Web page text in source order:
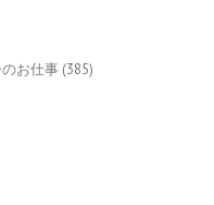
お仕事 (385)